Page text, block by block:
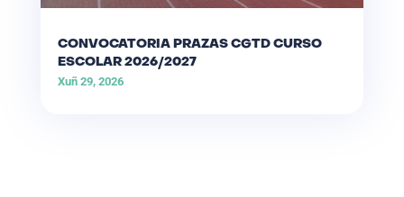
CONVOCATORIA PRAZAS CGTD CURSO
ESCOLAR 2026/2027
Xuñ 29, 2026